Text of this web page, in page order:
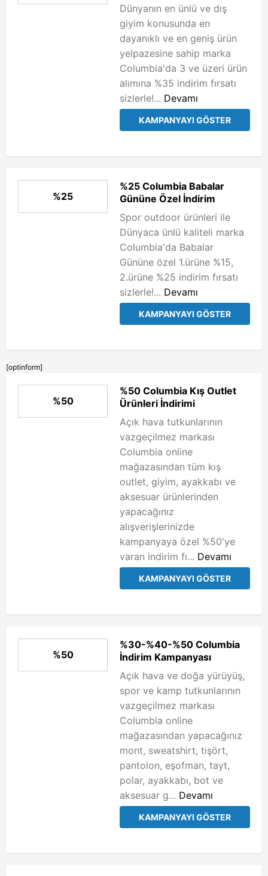
Dünyanın en ünlü ve dış
giyim konusunda en
dayanıklı ve en geniş ürün
yelpazesine sahip marka
Columbia'da 3 ve üzeri ürün
alımına %35 indirim fırsatı
sizlerle!... Devamı
KAMPANYAYI GÖSTER
%25
%25 Columbia Babalar
Gününe Özel İndirim
Spor outdoor ürünleri ile
Dünyaca ünlü kaliteli marka
Columbia'da Babalar
Gününe özel 1.ürüne %15,
2.ürüne %25 indirim fırsatı
sizlerle!... Devamı
KAMPANYAYI GÖSTER
[optinform]
%50
%50 Columbia Kış Outlet
Ürünleri İndirimi
Açık hava tutkunlarının
vazgeçilmez markası
Columbia online
mağazasından tüm kış
outlet, giyim, ayakkabı ve
aksesuar ürünlerinden
yapacağınız
alışverişlerinizde
kampanyaya özel %50'ye
varan indirim fı... Devamı
KAMPANYAYI GÖSTER
%50
%30-%40-%50 Columbia
İndirim Kampanyası
Açık hava ve doğa yürüyüş,
spor ve kamp tutkunlarının
vazgeçilmez markası
Columbia online
mağazasından yapacağınız
mont, sweatshirt, tişört,
pantolon, eşofman, tayt,
polar, ayakkabı, bot ve
aksesuar g... Devamı
KAMPANYAYI GÖSTER